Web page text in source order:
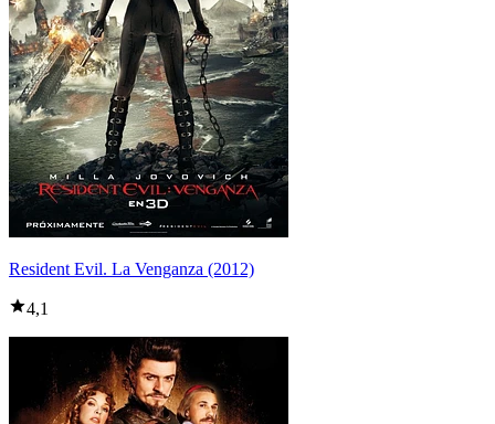
Resident Evil. La Venganza (2012)
4,1